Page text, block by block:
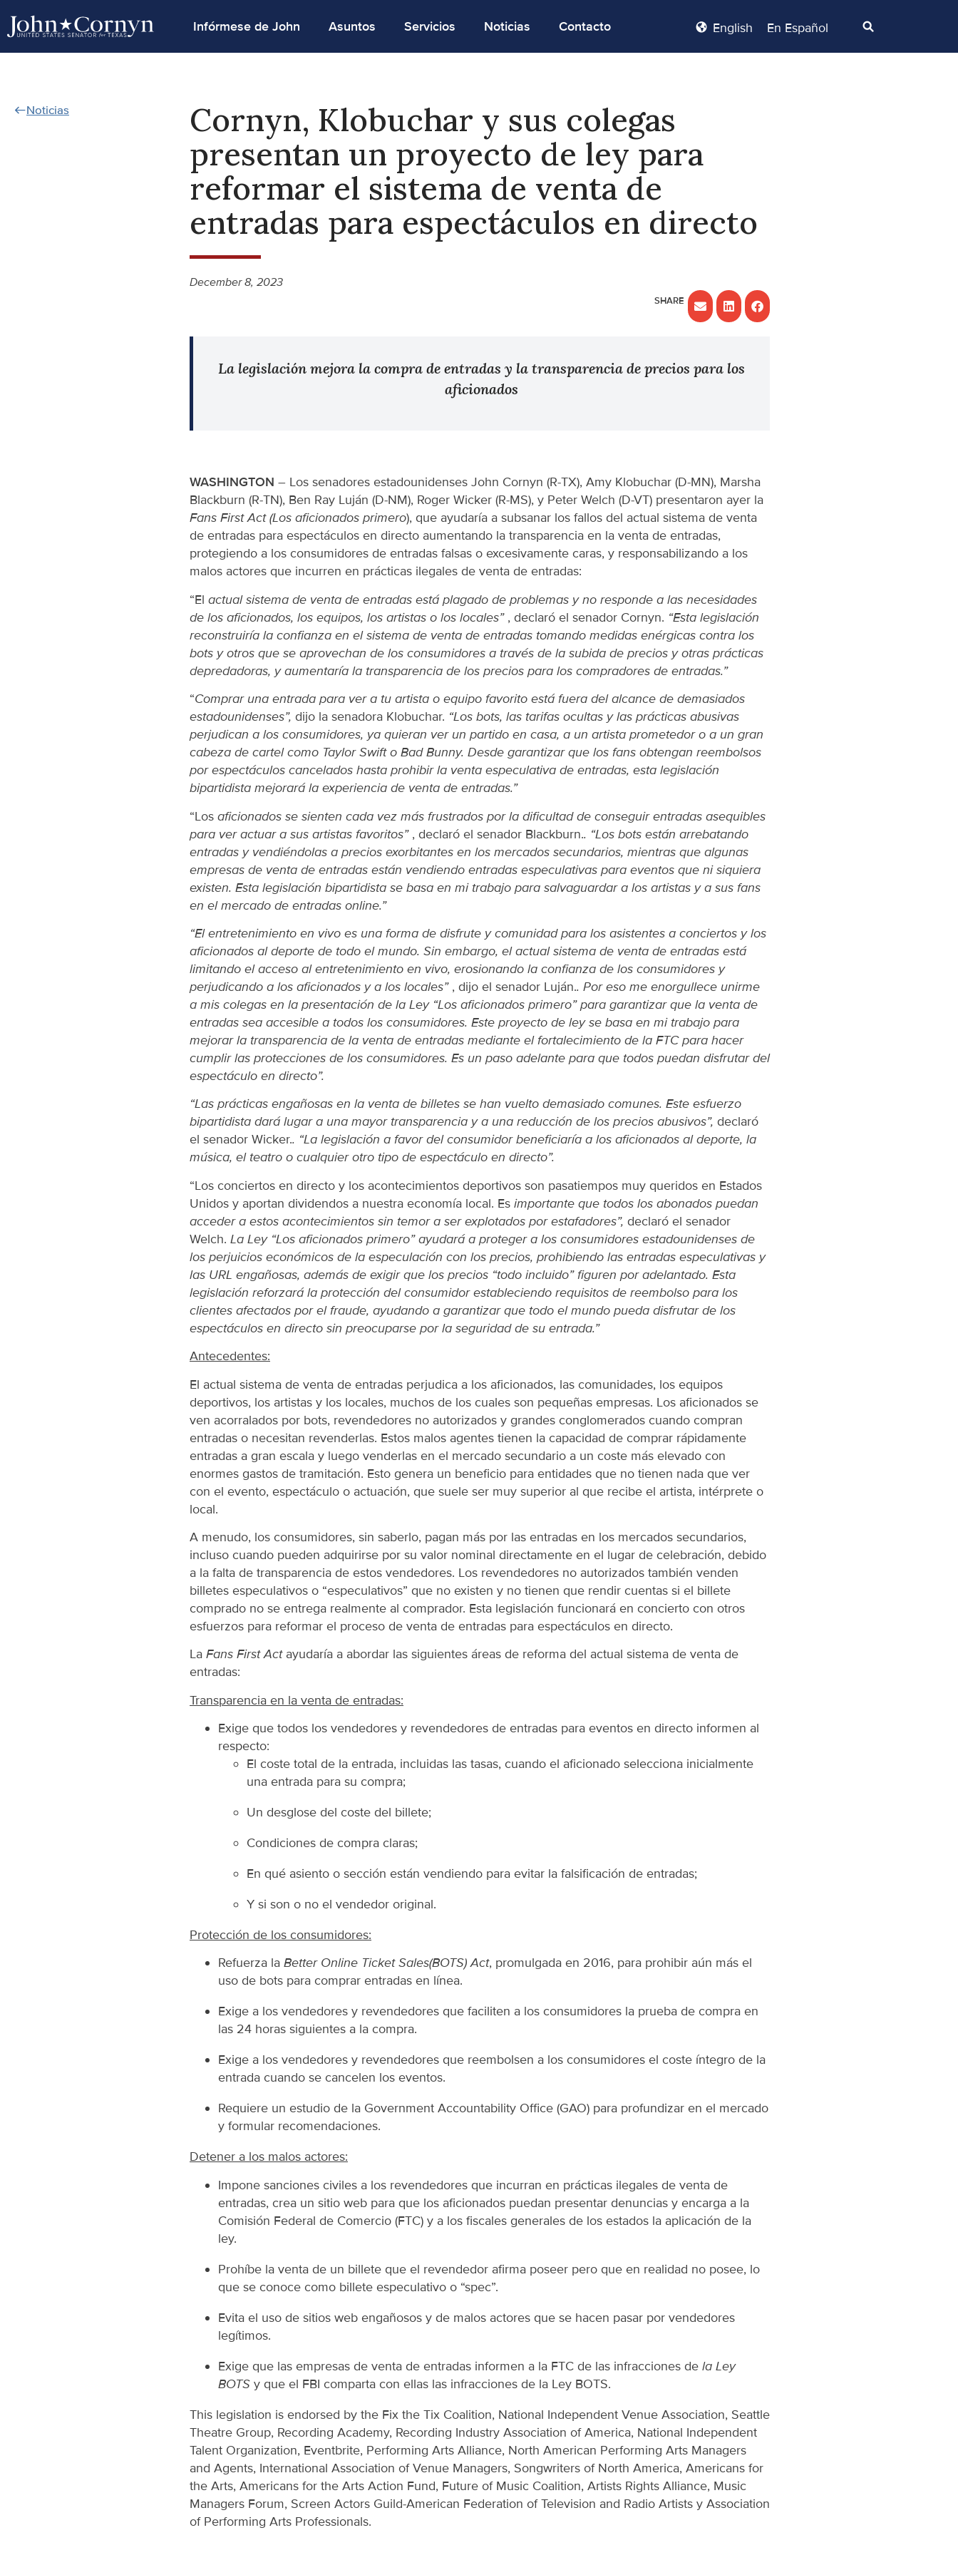
Infórmese de John Asuntos Servicios Noticias Contacto English En Español
Noticias
Cornyn, Klobuchar y sus colegas
presentan un proyecto de ley para
reformar el sistema de venta de
entradas para espectáculos en directo
December 8, 2023
La legislación mejora la compra de entradas y la transparencia de precios para los
aficionados
WASHINGTON – Los senadores estadounidenses John Cornyn (R-TX), Amy Klobuchar (D-MN), Marsha
Blackburn (R-TN), Ben Ray Luján (D-NM), Roger Wicker (R-MS), y Peter Welch (D-VT) presentaron ayer la
Fans First Act (Los aficionados primero), que ayudaría a subsanar los fallos del actual sistema de venta
de entradas para espectáculos en directo aumentando la transparencia en la venta de entradas,
protegiendo a los consumidores de entradas falsas o excesivamente caras, y responsabilizando a los
malos actores que incurren en prácticas ilegales de venta de entradas:
“El actual sistema de venta de entradas está plagado de problemas y no responde a las necesidades
de los aficionados, los equipos, los artistas o los locales” , declaró el senador Cornyn. “Esta legislación
reconstruiría la confianza en el sistema de venta de entradas tomando medidas enérgicas contra los
bots y otros que se aprovechan de los consumidores a través de la subida de precios y otras prácticas
depredadoras, y aumentaría la transparencia de los precios para los compradores de entradas.”
“Comprar una entrada para ver a tu artista o equipo favorito está fuera del alcance de demasiados
estadounidenses”, dijo la senadora Klobuchar. “Los bots, las tarifas ocultas y las prácticas abusivas
perjudican a los consumidores, ya quieran ver un partido en casa, a un artista prometedor o a un gran
cabeza de cartel como Taylor Swift o Bad Bunny. Desde garantizar que los fans obtengan reembolsos
por espectáculos cancelados hasta prohibir la venta especulativa de entradas, esta legislación
bipartidista mejorará la experiencia de venta de entradas.”
“Los aficionados se sienten cada vez más frustrados por la dificultad de conseguir entradas asequibles
para ver actuar a sus artistas favoritos” , declaró el senador Blackburn.. “Los bots están arrebatando
entradas y vendiéndolas a precios exorbitantes en los mercados secundarios, mientras que algunas
empresas de venta de entradas están vendiendo entradas especulativas para eventos que ni siquiera
existen. Esta legislación bipartidista se basa en mi trabajo para salvaguardar a los artistas y a sus fans
en el mercado de entradas online.”
“El entretenimiento en vivo es una forma de disfrute y comunidad para los asistentes a conciertos y los
aficionados al deporte de todo el mundo. Sin embargo, el actual sistema de venta de entradas está
limitando el acceso al entretenimiento en vivo, erosionando la confianza de los consumidores y
perjudicando a los aficionados y a los locales” , dijo el senador Luján.. Por eso me enorgullece unirme
a mis colegas en la presentación de la Ley “Los aficionados primero” para garantizar que la venta de
entradas sea accesible a todos los consumidores. Este proyecto de ley se basa en mi trabajo para
mejorar la transparencia de la venta de entradas mediante el fortalecimiento de la FTC para hacer
cumplir las protecciones de los consumidores. Es un paso adelante para que todos puedan disfrutar del
espectáculo en directo”.
“Las prácticas engañosas en la venta de billetes se han vuelto demasiado comunes. Este esfuerzo
bipartidista dará lugar a una mayor transparencia y a una reducción de los precios abusivos”, declaró
el senador Wicker.. “La legislación a favor del consumidor beneficiaría a los aficionados al deporte, la
música, el teatro o cualquier otro tipo de espectáculo en directo”.
“Los conciertos en directo y los acontecimientos deportivos son pasatiempos muy queridos en Estados
Unidos y aportan dividendos a nuestra economía local. Es importante que todos los abonados puedan
acceder a estos acontecimientos sin temor a ser explotados por estafadores”, declaró el senador
Welch. La Ley “Los aficionados primero” ayudará a proteger a los consumidores estadounidenses de
los perjuicios económicos de la especulación con los precios, prohibiendo las entradas especulativas y
las URL engañosas, además de exigir que los precios “todo incluido” figuren por adelantado. Esta
legislación reforzará la protección del consumidor estableciendo requisitos de reembolso para los
clientes afectados por el fraude, ayudando a garantizar que todo el mundo pueda disfrutar de los
espectáculos en directo sin preocuparse por la seguridad de su entrada.”
Antecedentes:
El actual sistema de venta de entradas perjudica a los aficionados, las comunidades, los equipos
deportivos, los artistas y los locales, muchos de los cuales son pequeñas empresas. Los aficionados se
ven acorralados por bots, revendedores no autorizados y grandes conglomerados cuando compran
entradas o necesitan revenderlas. Estos malos agentes tienen la capacidad de comprar rápidamente
entradas a gran escala y luego venderlas en el mercado secundario a un coste más elevado con
enormes gastos de tramitación. Esto genera un beneficio para entidades que no tienen nada que ver
con el evento, espectáculo o actuación, que suele ser muy superior al que recibe el artista, intérprete o
local.
A menudo, los consumidores, sin saberlo, pagan más por las entradas en los mercados secundarios,
incluso cuando pueden adquirirse por su valor nominal directamente en el lugar de celebración, debido
a la falta de transparencia de estos vendedores. Los revendedores no autorizados también venden
billetes especulativos o “especulativos” que no existen y no tienen que rendir cuentas si el billete
comprado no se entrega realmente al comprador. Esta legislación funcionará en concierto con otros
esfuerzos para reformar el proceso de venta de entradas para espectáculos en directo.
La Fans First Actayudaría a abordar las siguientes áreas de reforma del actual sistema de venta de
entradas:
Transparencia en la venta de entradas:
Exige que todos los vendedores y revendedores de entradas para eventos en directo informen al
respecto:
El coste total de la entrada, incluidas las tasas, cuando el aficionado selecciona inicialmente
una entrada para su compra;
Un desglose del coste del billete;
Condiciones de compra claras;
En qué asiento o sección están vendiendo para evitar la falsificación de entradas;
Y si son o no el vendedor original.
Protección de los consumidores:
Refuerza la Better Online Ticket Sales(BOTS) Act, promulgada en 2016, para prohibir aún más el
uso de bots para comprar entradas en línea.
Exige a los vendedores y revendedores que faciliten a los consumidores la prueba de compra en
las 24 horas siguientes a la compra.
Exige a los vendedores y revendedores que reembolsen a los consumidores el coste íntegro de la
entrada cuando se cancelen los eventos.
Requiere un estudio de la Government Accountability Office (GAO) para profundizar en el mercado
y formular recomendaciones.
Detener a los malos actores:
Impone sanciones civiles a los revendedores que incurran en prácticas ilegales de venta de
entradas, crea un sitio web para que los aficionados puedan presentar denuncias y encarga a la
Comisión Federal de Comercio (FTC) y a los fiscales generales de los estados la aplicación de la
ley.
Prohíbe la venta de un billete que el revendedor afirma poseer pero que en realidad no posee, lo
que se conoce como billete especulativo o “spec”.
Evita el uso de sitios web engañosos y de malos actores que se hacen pasar por vendedores
legítimos.
Exige que las empresas de venta de entradas informen a la FTC de las infracciones de la Ley
BOTS y que el FBI comparta con ellas las infracciones de la Ley BOTS.
This legislation is endorsed by the Fix the Tix Coalition, National Independent Venue Association, Seattle
Theatre Group, Recording Academy, Recording Industry Association of America, National Independent
Talent Organization, Eventbrite, Performing Arts Alliance, North American Performing Arts Managers
and Agents, International Association of Venue Managers, Songwriters of North America, Americans for
the Arts, Americans for the Arts Action Fund, Future of Music Coalition, Artists Rights Alliance, Music
Managers Forum, Screen Actors Guild-American Federation of Television and Radio Artists y Association
of Performing Arts Professionals.